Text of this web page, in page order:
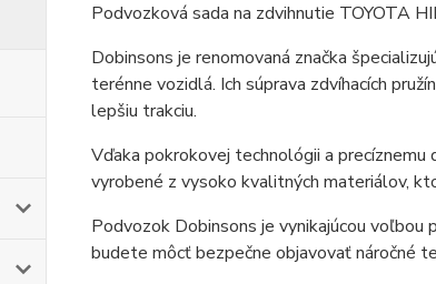
Podvozková sada na zdvihnutie TOYOTA
Dobinsons je renomovaná značka
terénne vozidlá. Ich súprava zdvíhacích
lepšiu trakciu.
Vďaka pokrokovej technológii a
vyrobené z vysoko kvalitných materiálov,
Podvozok Dobinsons je vynikajúcou
budete môcť bezpečne objavovať náročné